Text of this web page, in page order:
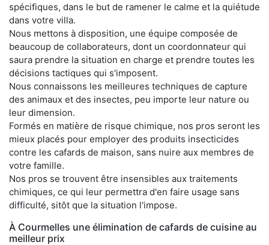
spécifiques, dans le but de ramener le calme et la quiétude
dans votre villa.
Nous mettons à disposition, une équipe composée de
beaucoup de collaborateurs, dont un coordonnateur qui
saura prendre la situation en charge et prendre toutes les
décisions tactiques qui s'imposent.
Nous connaissons les meilleures techniques de capture
des animaux et des insectes, peu importe leur nature ou
leur dimension.
Formés en matière de risque chimique, nos pros seront les
mieux placés pour employer des produits insecticides
contre les cafards de maison, sans nuire aux membres de
votre famille.
Nos pros se trouvent être insensibles aux traitements
chimiques, ce qui leur permettra d'en faire usage sans
difficulté, sitôt que la situation l'impose.
À Courmelles une élimination de cafards de cuisine au
meilleur prix